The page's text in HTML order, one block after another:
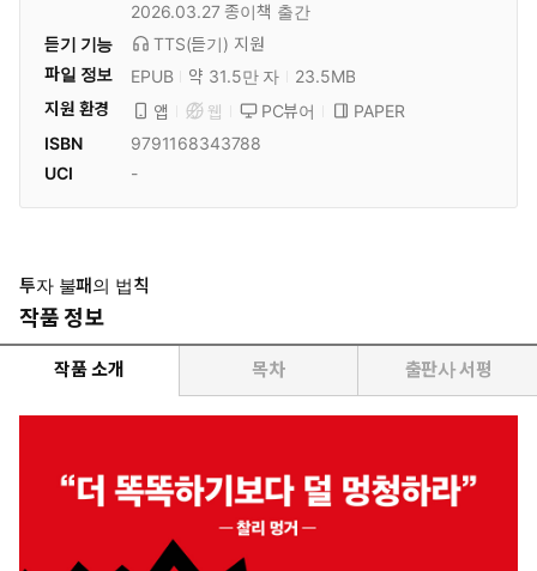
2026.03.27 종이책 출간
듣기 기능
TTS(듣기) 지원
파일 정보
EPUB 약 31.5만 자
23.5MB
지원 환경
앱 웹 PC뷰어
PAPER
ISBN
9791168343788
UCI
-
투자 불패의 법칙
작품 정보
작품 소개 목차 출판사 서평